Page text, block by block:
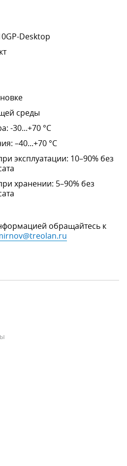
Desktop
среды
-30...+70 °C
–40...+70 °C
эксплуатации: 10–90% без
хранении: 5–90% без
обращайтесь к